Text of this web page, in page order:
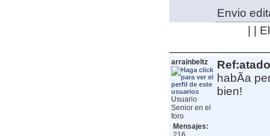
Envio
| |
arrainbeltz
Usuario
Senior en el
foro
Mensajes:
habÃ­a
bien!